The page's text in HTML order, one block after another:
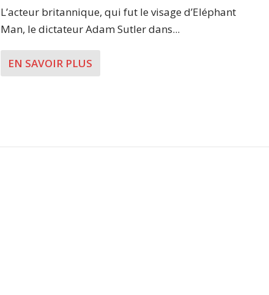
L’acteur britannique, qui fut le visage d’Eléphant
Man, le dictateur Adam Sutler dans...
EN SAVOIR PLUS